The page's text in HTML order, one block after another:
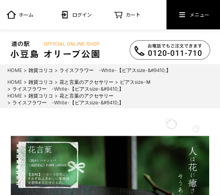
ホーム ログイン カート メニュー
HOME 雑貨コリコ
ライスフラワー -White-【ピアスsize-&#9410;】
HOME
雑貨コリコ 花と言葉のアクセサリー
ピアスsize-Ｍ
ライスフラワー -White-【ピアスsize-&#9410;】
HOME
雑貨コリコ
花と言葉のアクセサリー
ライスフラワー -White-【ピアスsize-&#9410;】